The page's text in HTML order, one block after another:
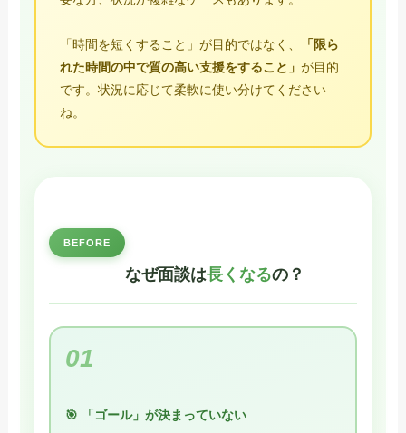
「時間を短くすること」が目的ではなく、
「限ら
れた時間の中で質の高い支援をすること」が目的
です。状況に応じて柔軟に使い分けてください
ね。
BEFORE
なぜ面談は長くなるの？
01
🎯 「ゴール」が決まっていない